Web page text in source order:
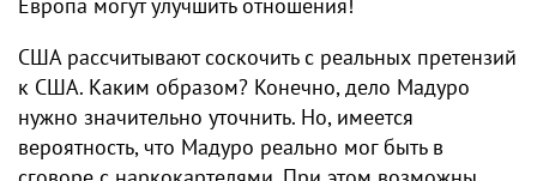
США рассчитывают соскочить с реальных претензий
к США. ​Каким образом? Конечно, дело Мадуро
нужно значительно уточнить. Но, имеется
вероятность, что Мадуро реально мог быть в